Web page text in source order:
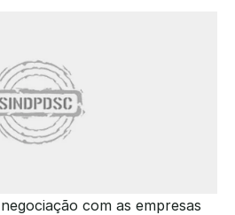
com as empresas